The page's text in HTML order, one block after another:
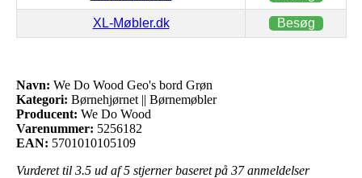
XL-Møbler.dk Besøg
Navn: We Do Wood Geo's bord Grøn
Kategori: Børnehjørnet || Børnemøbler
Producent: We Do Wood
Varenummer: 5256182
EAN: 5701010105109
Vurderet til 3.5 ud af 5 stjerner baseret på 37anmeldelser